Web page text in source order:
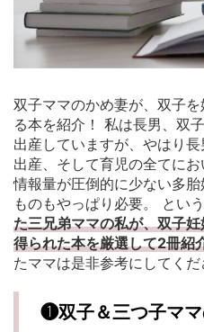
双子ママのかめ妻が、双子
る本を紹介！ 私は長男、双
出産していますが、やはり
出産、そして育児の全てにお
情報量が圧倒的に少ない多
ものもやっぱり必要。 とい
た三兄弟ママの私が、双子
得られた本を厳選して2冊紹
たママは是非参考にしてく
❶双子＆三つ子マ